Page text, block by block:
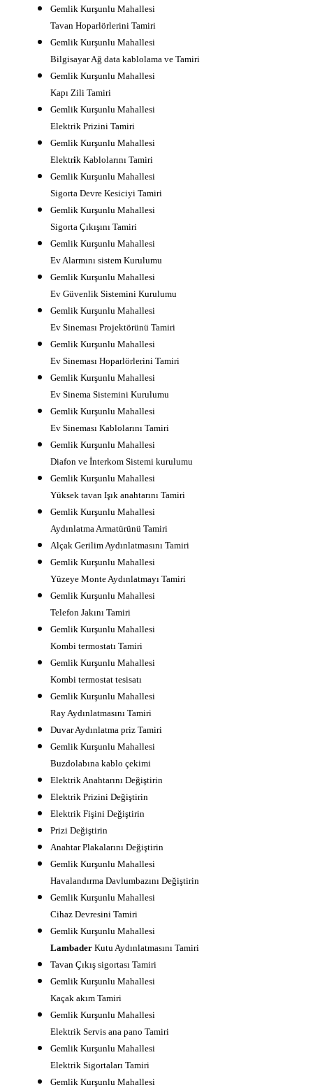
Gemlik Kurşunlu Mahallesi
Tavan Hoparlörlerini Tamiri
Gemlik Kurşunlu Mahallesi
Bilgisayar Ağ data kablolama ve Tamiri
Gemlik Kurşunlu Mahallesi
Kapı Zili Tamiri
Gemlik Kurşunlu Mahallesi
Elektrik Prizini Tamiri
Gemlik Kurşunlu Mahallesi
Elektrik Kablolarını Tamiri
Gemlik Kurşunlu Mahallesi
Sigorta Devre Kesiciyi Tamiri
Gemlik Kurşunlu Mahallesi
Sigorta Çıkışını Tamiri
Gemlik Kurşunlu Mahallesi
Ev Alarmını sistem Kurulumu
Gemlik Kurşunlu Mahallesi
Ev Güvenlik Sistemini Kurulumu
Gemlik Kurşunlu Mahallesi
Ev Sineması Projektörünü Tamiri
Gemlik Kurşunlu Mahallesi
Ev Sineması Hoparlörlerini Tamiri
Gemlik Kurşunlu Mahallesi
Ev Sinema Sistemini Kurulumu
Gemlik Kurşunlu Mahallesi
Ev Sineması Kablolarını Tamiri
Gemlik Kurşunlu Mahallesi
Diafon ve İnterkom Sistemi kurulumu
Gemlik Kurşunlu Mahallesi
Yüksek tavan Işık anahtarını Tamiri
Gemlik Kurşunlu Mahallesi
Aydınlatma Armatürünü Tamiri
Alçak Gerilim Aydınlatmasını Tamiri
Gemlik Kurşunlu Mahallesi
Yüzeye Monte Aydınlatmayı Tamiri
Gemlik Kurşunlu Mahallesi
Telefon Jakını Tamiri
Gemlik Kurşunlu Mahallesi
Kombi termostatı Tamiri
Gemlik Kurşunlu Mahallesi
Kombi termostat tesisatı
Gemlik Kurşunlu Mahallesi
Ray Aydınlatmasını Tamiri
Duvar Aydınlatma priz Tamiri
Gemlik Kurşunlu Mahallesi
Buzdolabına kablo çekimi
Elektrik Anahtarını Değiştirin
Elektrik Prizini Değiştirin
Elektrik Fişini Değiştirin
Prizi Değiştirin
Anahtar Plakalarını Değiştirin
Gemlik Kurşunlu Mahallesi
Havalandırma Davlumbazını Değiştirin
Gemlik Kurşunlu Mahallesi
Cihaz Devresini Tamiri
Gemlik Kurşunlu Mahallesi
LambaderKutu Aydınlatmasını Tamiri
Tavan Çıkış sigortası Tamiri
Gemlik Kurşunlu Mahallesi
Kaçak akım Tamiri
Gemlik Kurşunlu Mahallesi
Elektrik Servis ana pano Tamiri
Gemlik Kurşunlu Mahallesi
Elektrik Sigortaları Tamiri
Gemlik Kurşunlu Mahallesi